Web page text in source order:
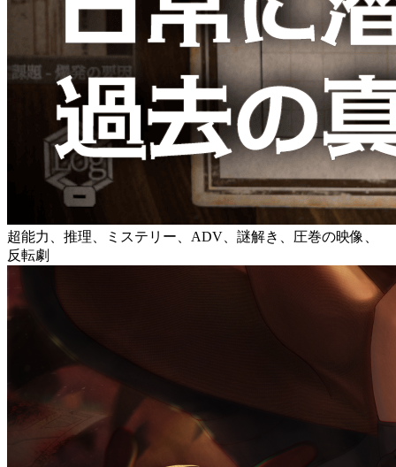
超能力、推理、ミステリー、ADV、謎解き、圧巻の映像、
反転劇